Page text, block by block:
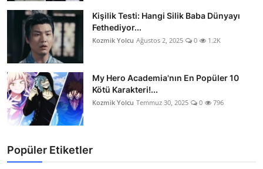
Kişilik Testi: Hangi Silik Baba Dünyayı
Fethediyor...
Kozmik Yolcu Ağustos 2, 2025 0 1.2K
My Hero Academia'nın En Popüler 10
Kötü Karakteri!...
Kozmik Yolcu Temmuz 30, 2025 0 796
Popüler Etiketler